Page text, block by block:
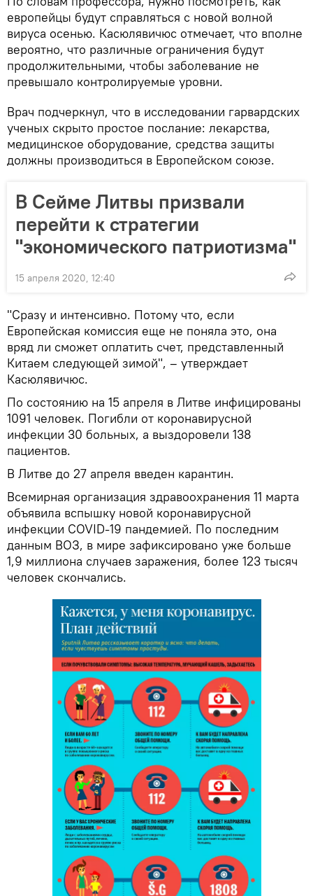
европейцы будут справляться с новой волной
вируса осенью. Касюлявичюс отмечает, что вполне
вероятно, что различные ограничения будут
продолжительными, чтобы заболевание не
превышало контролируемые уровни.
Врач подчеркнул, что в исследовании гарвардских
ученых скрыто простое послание: лекарства,
медицинское оборудование, средства защиты
должны производиться в Европейском союзе.
В Сейме Литвы призвали
перейти к стратегии
"экономического патриотизма"
15 апреля 2020, 12:40
"Сразу и интенсивно. Потому что, если
Европейская комиссия еще не поняла это, она
вряд ли сможет оплатить счет, представленный
Китаем следующей зимой", – утверждает
Касюлявичюс.
По состоянию на 15 апреля в Литве инфицированы
1091 человек. Погибли от коронавирусной
инфекции 30 больных, а выздоровели 138
пациентов.
В Литве до 27 апреля введен карантин.
Всемирная организация здравоохранения 11 марта
объявила вспышку новой коронавирусной
инфекции COVID-19 пандемией. По последним
данным ВОЗ, в мире зафиксировано уже больше
1,9 миллиона случаев заражения, более 123 тысяч
человек скончались.